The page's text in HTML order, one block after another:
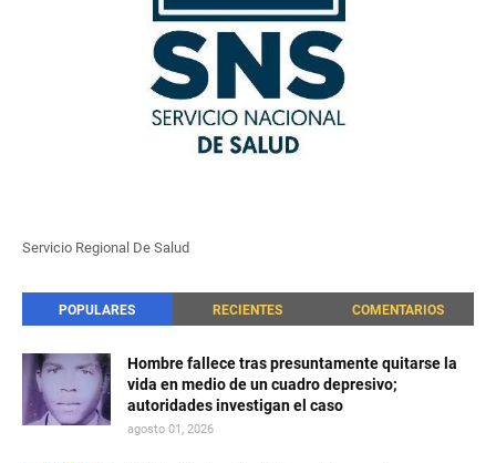
Servicio Regional De Salud
POPULARES RECIENTES COMENTARIOS
Hombre fallece tras presuntamente quitarse la
vida en medio de un cuadro depresivo;
autoridades investigan el caso
agosto 01, 2026